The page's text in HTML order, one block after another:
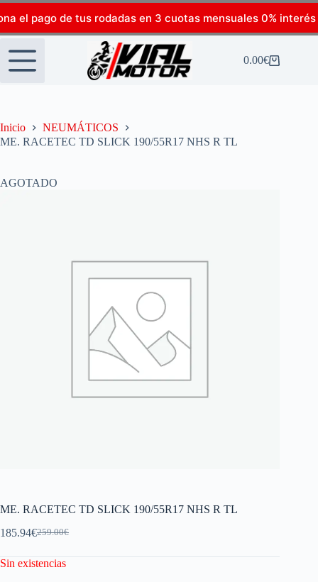
el pago de tus rodadas en 3 cuotas mensuales 0% interés
0.00€
Inicio
NEUMÁTICOS
ME. RACETEC TD SLICK 190/55R17 NHS R TL
AGOTADO
ME. RACETEC TD SLICK 190/55R17 NHS R TL
259.00€
185.94€
Sin existencias